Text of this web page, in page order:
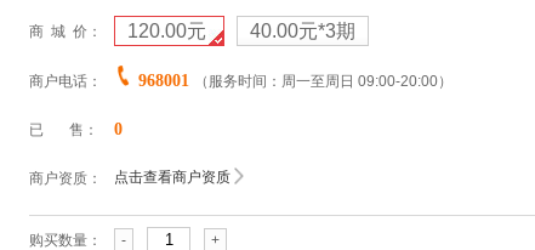
商 城 价： 120.00元 40.00元*3期
商户电话： 968001 （服务时间：周一至周日 09:00-20:00）
已 售： 0
商户资质： 点击查看商户资质
购买数量： - +